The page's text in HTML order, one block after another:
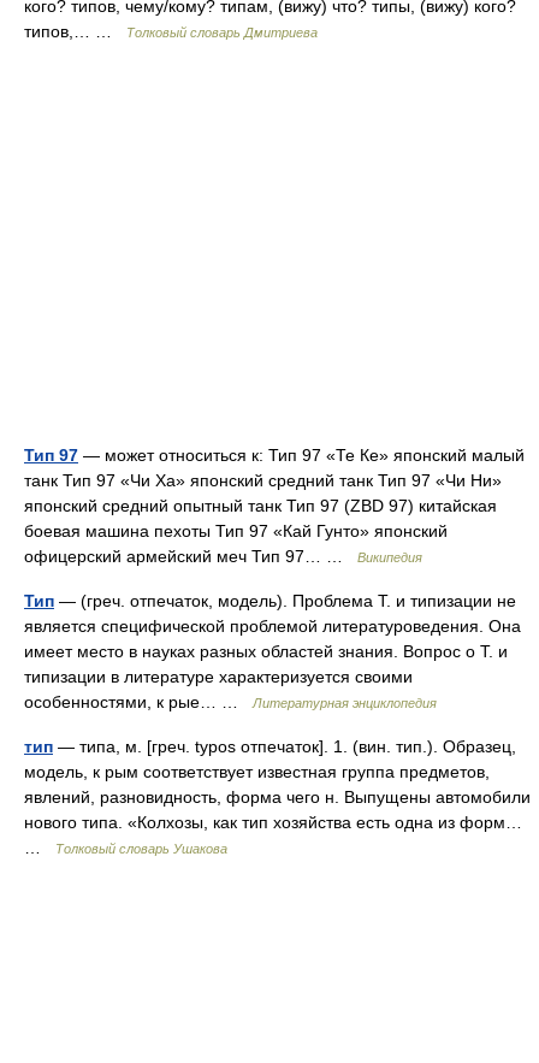
кого? типов, чему/кому? типам, (вижу) что? типы, (вижу) кого?
типов,… …
Толковый словарь Дмитриева
Тип 97 — может относиться к: Тип 97 «Те Ке» японский малый
танк Тип 97 «Чи Ха» японский средний танк Тип 97 «Чи Ни»
японский средний опытный танк Тип 97 (ZBD 97) китайская
боевая машина пехоты Тип 97 «Кай Гунто» японский
офицерский армейский меч Тип 97… …
Википедия
Тип — (греч. отпечаток, модель). Проблема Т. и типизации не
является специфической проблемой литературоведения. Она
имеет место в науках разных областей знания. Вопрос о Т. и
типизации в литературе характеризуется своими
особенностями, к рые… …
Литературная энциклопедия
тип — типа, м. [греч. typos отпечаток]. 1. (вин. тип.). Образец,
модель, к рым соответствует известная группа предметов,
явлений, разновидность, форма чего н. Выпущены автомобили
нового типа. «Колхозы, как тип хозяйства есть одна из форм…
Толковый словарь Ушакова